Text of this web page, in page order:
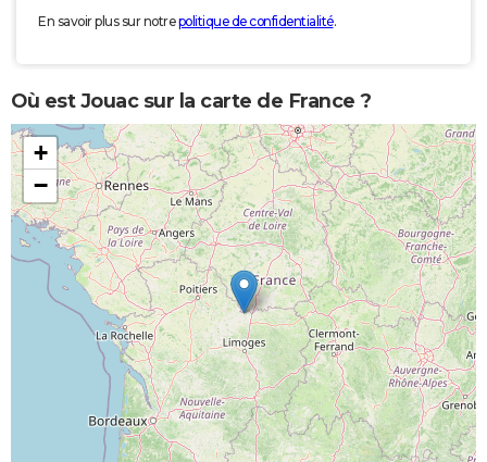
En savoir plus sur notrepolitique de confidentialité.
Où est Jouac sur la carte de France ?
+
−